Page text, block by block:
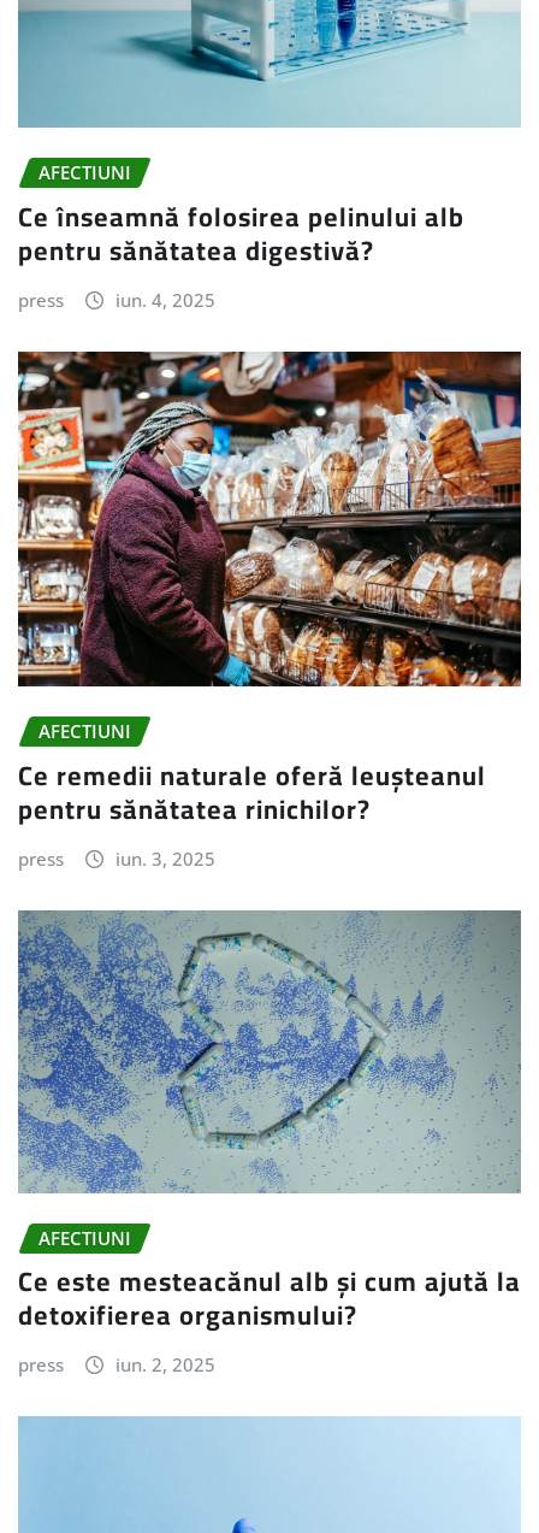
AFECTIUNI
Ce înseamnă folosirea pelinului alb
pentru sănătatea digestivă?
press iun. 4, 2025
AFECTIUNI
Ce remedii naturale oferă leușteanul
pentru sănătatea rinichilor?
press iun. 3, 2025
AFECTIUNI
Ce este mesteacănul alb și cum ajută la
detoxifierea organismului?
press iun. 2, 2025